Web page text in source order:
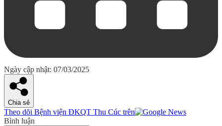
Ngày cập nhật: 07/03/2025
Chia sẻ
Theo dõi Bệnh viện ĐKQT Thu Cúc trên
Bình luận